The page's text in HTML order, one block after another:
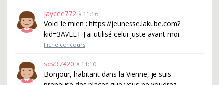
jaycee772 à 11:16
Voici le mien : https://jeunesse.lakube.com?
kid=3AVEET J'ai utilisé celui juste avant moi
Fiche concours
sev37420 à 11:10
Bonjour, habitant dans la Vienne, je suis